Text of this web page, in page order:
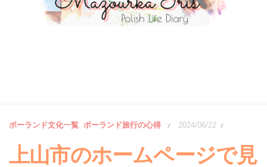
ポーランド文化一覧 ポーランド旅行の心得 / 2024/06/22 /
上山市のホームページで見